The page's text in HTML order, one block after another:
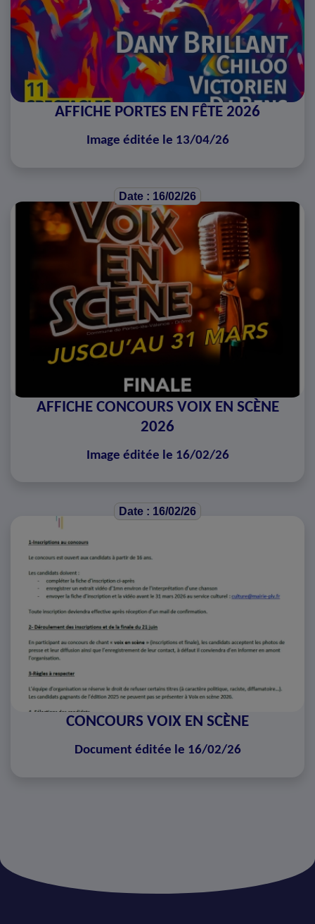
AFFICHE PORTES EN FÊTE 2026
Image éditée le 13/04/26
Date : 16/02/26
AFFICHE CONCOURS VOIX EN SCÈNE
2026
Image éditée le 16/02/26
Date : 16/02/26
CONCOURS VOIX EN SCÈNE
Document éditée le 16/02/26